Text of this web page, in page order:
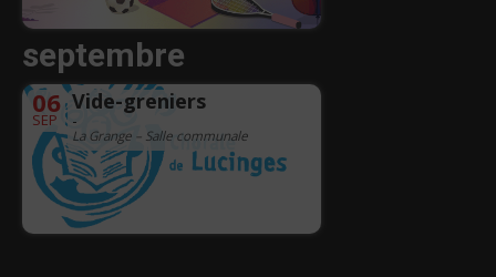
septembre
06
SEP
Vide-greniers
-
La Grange – Salle communale